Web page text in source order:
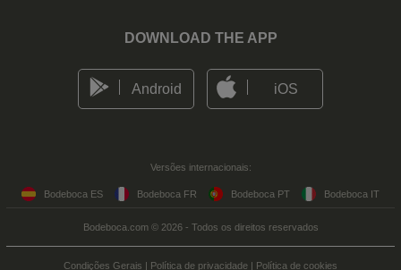
DOWNLOAD THE APP
Android iOS
Versões internacionais:
Bodeboca ES Bodeboca FR Bodeboca PT Bodeboca IT
Bodeboca.com © 2026 - Todos os direitos reservados
Condições Gerais | Política de privacidade | Política de cookies